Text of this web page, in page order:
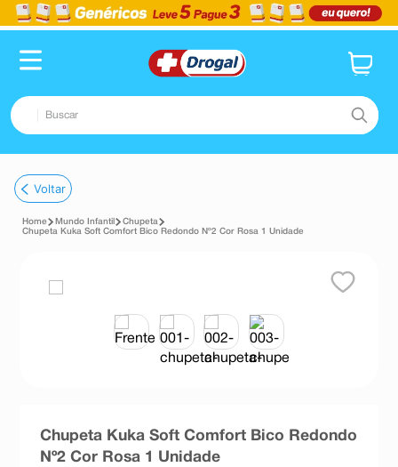
Buscar
1º fralda
2º pampers confort sec max
lenço umedecido
esmalte
Voltar
Mundo Infantil
Chupeta
Chupeta Kuka Soft Comfort Bico Redondo Nº2 Cor Rosa 1 Unidade
Chupeta Kuka Soft Comfort Bico Redondo
Nº2 Cor Rosa 1 Unidade